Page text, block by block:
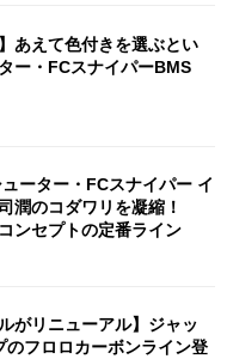
あえて色付きを選ぶとい
ー・FCスナイパーBMS
ューター・FCスナイパー イ
潤のコダワリを凝縮！
ンセプトの定番ライン
がリニューアル】ジャッ
のフロロカーボンライン登